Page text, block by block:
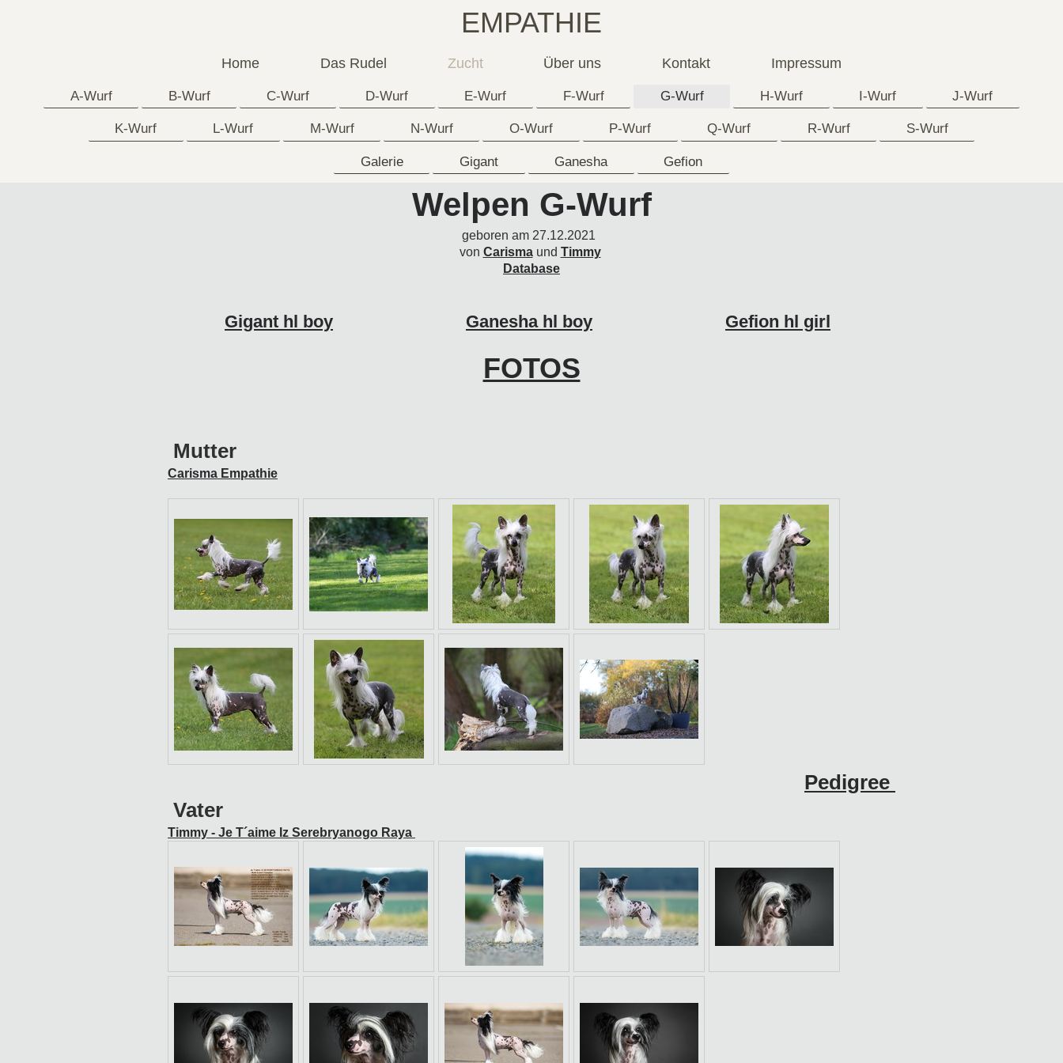
EMPATHIE
Home Das Rudel Zucht Über uns Kontakt Impressum
A-Wurf B-Wurf C-Wurf D-Wurf E-Wurf F-Wurf G-Wurf H-Wurf I-Wurf J-Wurf
K-Wurf L-Wurf M-Wurf N-Wurf O-Wurf P-Wurf Q-Wurf R-Wurf S-Wurf
Galerie Gigant Ganesha Gefion
Welpen G-Wurf
geboren am 27.12.2021
von Carismaund Timmy
Database
Gigant hl boy Ganesha hl boy Gefion hl girl
FOTOS
Mutter
Carisma Empathie
Pedigree
Vater
Timmy - Je T´aime Iz Serebryanogo Raya